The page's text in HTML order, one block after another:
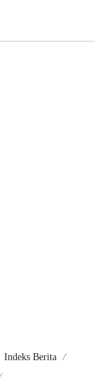
Indeks Berita